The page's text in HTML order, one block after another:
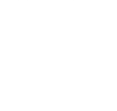
un largo periodo
sobritol, acetato